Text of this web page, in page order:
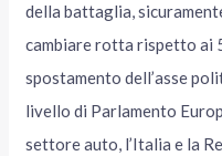
della battaglia,
cambiare rotta rispetto ai
spostamento dell’asse
livello di Parlamento
settore auto, l’Italia e la